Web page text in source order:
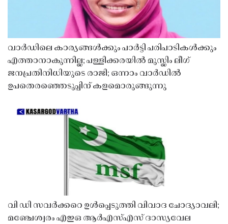
വാർഡിലെ കാര്യങ്ങൾക്കും പാർട്ടി പരിപാടികൾക്കും
എത്താനാകുന്നില്ല; പള്ളിക്കരയിൽ മുസ്ലിം ലീഗ്
ജനപ്രതിനിധിയുടെ രാജി; ഒന്നാം വാർഡിൽ
ഉപതെരഞ്ഞെടുപ്പിന് കളമൊരുങ്ങുന്നു
വി ഡി സവർക്കറെ ഉൾപ്പെടുത്തി വിവാദ ചോദ്യാവലി;
മഞ്ചേശ്വരം എഇഒ ആർഎസ്എസ് ദാസ്യവേല